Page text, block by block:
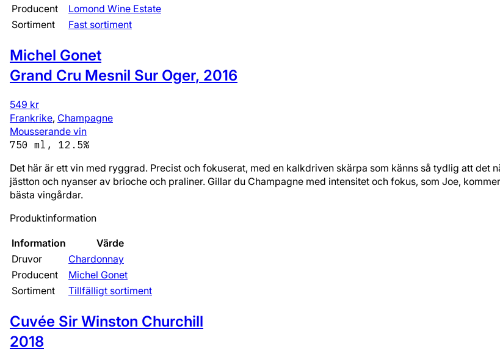
Producent
Lomond Wine Estate
Sortiment
Fast sortiment
Michel Gonet
Grand Cru Mesnil Sur Oger, 2016
549 kr
Frankrike, Champagne
Mousserande vin
750 ml, 12.5%
Det här är ett vin med ryggrad. Precist och fokuserat, med en kalkdriven skärpa som känns så tydlig att det
jästton och nyanser av brioche och praliner. Gillar du Champagne med intensitet och fokus, som Joe,
bästa vingårdar.
Produktinformation
Information
Värde
Druvor
Chardonnay
Producent
Michel Gonet
Sortiment
Tillfälligt sortiment
Cuvée Sir Winston Churchill
2018